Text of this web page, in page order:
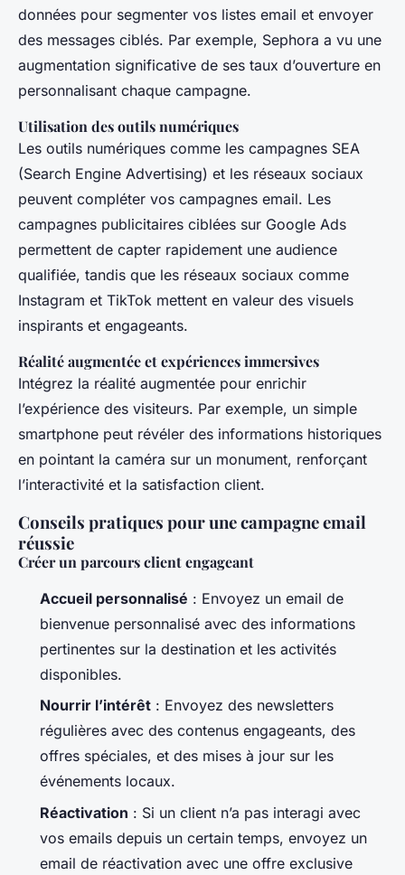
données pour segmenter vos listes email et envoyer
des messages ciblés. Par exemple, Sephora a vu une
augmentation significative de ses taux d’ouverture en
personnalisant chaque campagne.
Utilisation des outils numériques
Les outils numériques comme les campagnes SEA
(Search Engine Advertising) et les réseaux sociaux
peuvent compléter vos campagnes email. Les
campagnes publicitaires ciblées sur Google Ads
permettent de capter rapidement une audience
qualifiée, tandis que les réseaux sociaux comme
Instagram et TikTok mettent en valeur des visuels
inspirants et engageants.
Réalité augmentée et expériences immersives
Intégrez la réalité augmentée pour enrichir
l’expérience des visiteurs. Par exemple, un simple
smartphone peut révéler des informations historiques
en pointant la caméra sur un monument, renforçant
l’interactivité et la satisfaction client.
Conseils pratiques pour une campagne email
réussie
Créer un parcours client engageant
Accueil personnalisé : Envoyez un email de
bienvenue personnalisé avec des informations
pertinentes sur la destination et les activités
disponibles.
Nourrir l’intérêt : Envoyez des newsletters
régulières avec des contenus engageants, des
offres spéciales, et des mises à jour sur les
événements locaux.
Réactivation : Si un client n’a pas interagi avec
vos emails depuis un certain temps, envoyez un
email de réactivation avec une offre exclusive